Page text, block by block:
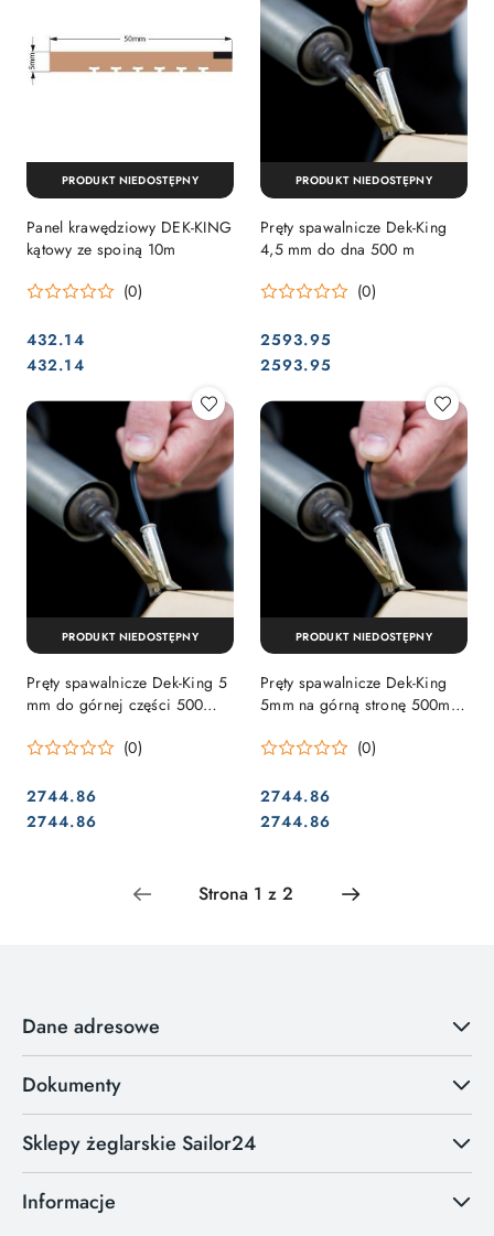
Panel krawędziowy DEK-KING
kątowy ze spoiną 10m
(0)
Cena:
432.14
Cena:
432.14
PRODUKT NIEDOSTĘPNY
Pręty spawalnicze Dek-King
4,5 mm do dna 500 m
(0)
Cena:
2593.95
Cena:
2593.95
PRODUKT NIEDOSTĘPNY
Pręty spawalnicze Dek-King 5
mm do górnej części 500
(0)
Cena:
2744.86
Cena:
2744.86
PRODUKT NIEDOSTĘPNY
Pręty spawalnicze Dek-King
5mm na górną stronę 500m
(0)
Cena:
2744.86
Cena:
2744.86
PRODUKT NIEDOSTĘPNY
Dane adresowe
Dokumenty
Sklepy żeglarskie Sailor24
Informacje